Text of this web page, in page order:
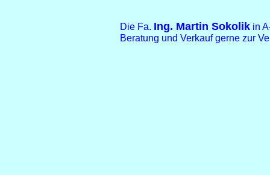
Die Fa. Ing. Martin Sokolik in
Beratung und Verkauf gerne zur